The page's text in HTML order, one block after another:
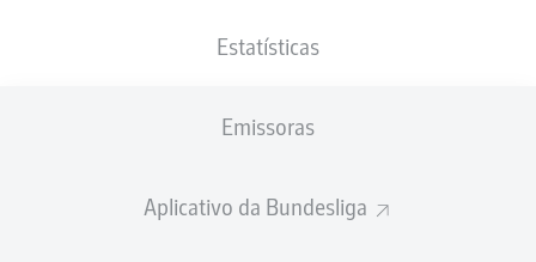
Estatísticas
Emissoras
Aplicativo da Bundesliga